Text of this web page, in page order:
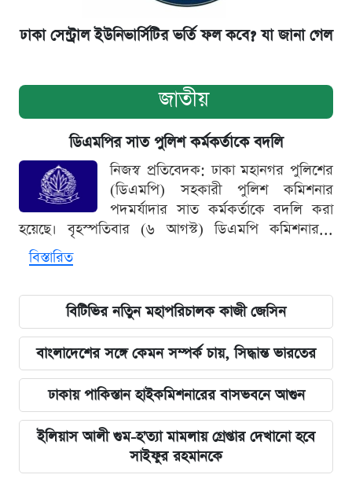
ঢাকা সেন্ট্রাল ইউনিভার্সিটির ভর্তি ফল কবে? যা জানা গেল
জাতীয়
ডিএমপির সাত পুলিশ কর্মকর্তাকে বদলি
নিজস্ব প্রতিবেদক: ঢাকা মহানগর পুলিশের
(ডিএমপি) সহকারী পুলিশ কমিশনার
পদমর্যাদার সাত কর্মকর্তাকে বদলি করা
হয়েছে। বৃহস্পতিবার (৬ আগস্ট) ডিএমপি কমিশনার...
বিস্তারিত
বিটিভির নতিুন মহাপরিচালক কাজী জেসিন
বাংলাদেশের সঙ্গে কেমন সম্পর্ক চায়, সিদ্ধান্ত ভারতের
ঢাকায় পাকিস্তান হাইকমিশনারের বাসভবনে আগুন
ইলিয়াস আলী গুম-হ'ত্যা মামলায় গ্রেপ্তার দেখানো হবে
সাইফুর রহমানকে